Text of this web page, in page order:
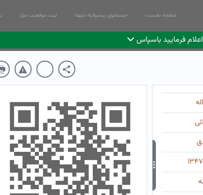
صفحه نخست جستجوی پیشرفته شهدا ثبت موقعیت مزار
فرمایید باسپاس
۱۷